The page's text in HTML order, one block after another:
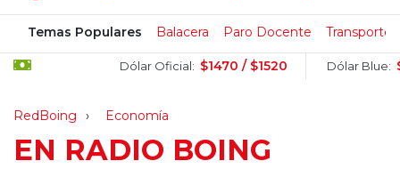
Temas Populares Balacera Paro Docente Transporte
Dólar Oficial: $1470 / $1520 Dólar Blue:
RedBoing Economía
EN RADIO BOING